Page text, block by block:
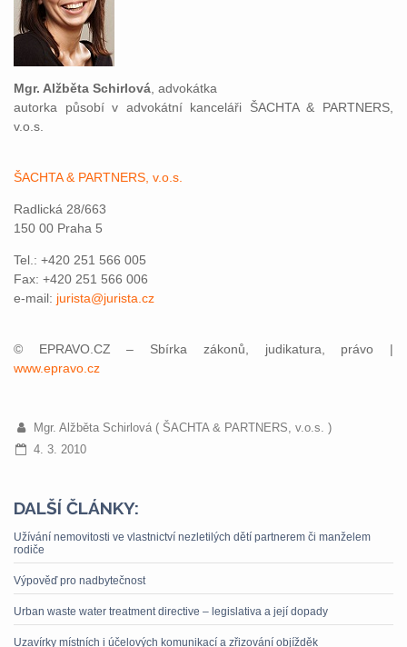
Mgr. Alžběta Schirlová, advokátka
autorka působí v advokátní kanceláři ŠACHTA & PARTNERS,
v.o.s.
ŠACHTA & PARTNERS, v.o.s.
Radlická 28/663
150 00 Praha 5
Tel.: +420 251 566 005
Fax: +420 251 566 006
e-mail: jurista@jurista.cz
© EPRAVO.CZ – Sbírka zákonů, judikatura, právo |
www.epravo.cz
Mgr. Alžběta Schirlová ( ŠACHTA & PARTNERS, v.o.s. )
4. 3. 2010
DALŠÍ ČLÁNKY:
Užívání nemovitosti ve vlastnictví nezletilých dětí partnerem či manželem
rodiče
Výpověď pro nadbytečnost
Urban waste water treatment directive – legislativa a její dopady
Uzavírky místních i účelových komunikací a zřizování objížděk